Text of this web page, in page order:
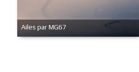
Ailes par MG67